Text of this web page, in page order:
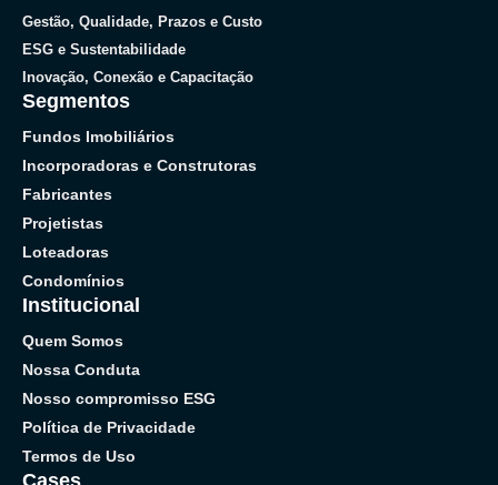
Gestão, Qualidade, Prazos e Custo
ESG e Sustentabilidade
Inovação, Conexão e Capacitação
Segmentos
Fundos Imobiliários
Incorporadoras e Construtoras
Fabricantes
Projetistas
Loteadoras
Condomínios
Institucional
Quem Somos
Nossa Conduta
Nosso compromisso ESG
Política de Privacidade
Termos de Uso